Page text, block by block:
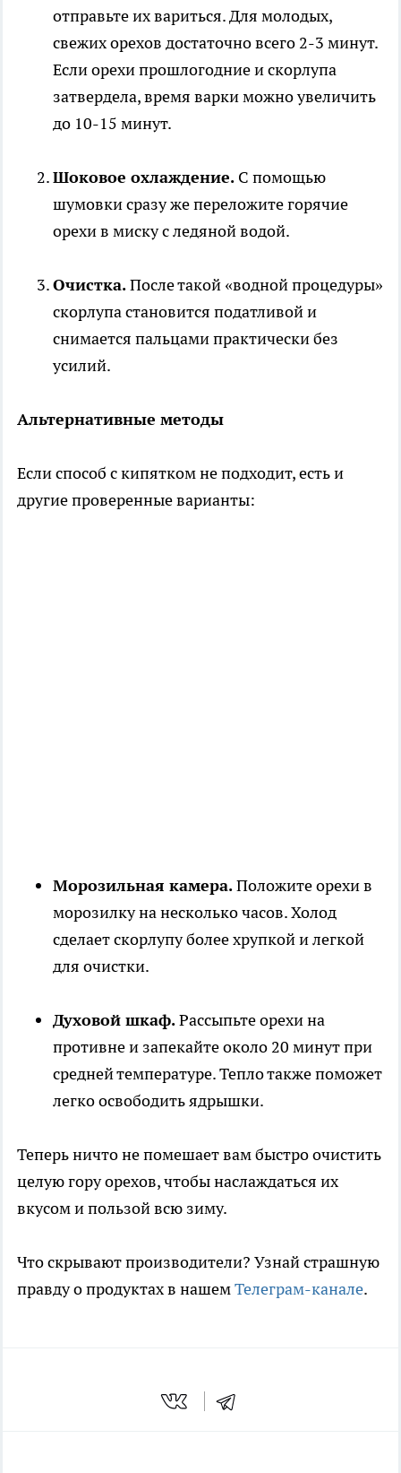
отправьте их вариться. Для молодых,
свежих орехов достаточно всего 2-3 минут.
Если орехи прошлогодние и скорлупа
затвердела, время варки можно увеличить
до 10-15 минут.
Шоковое охлаждение. С помощью
шумовки сразу же переложите горячие
орехи в миску с ледяной водой.
Очистка.После такой «водной процедуры»
скорлупа становится податливой и
снимается пальцами практически без
усилий.
Альтернативные методы
Если способ с кипятком не подходит, есть и
другие проверенные варианты:
Морозильная камера.Положите орехи в
морозилку на несколько часов. Холод
сделает скорлупу более хрупкой и легкой
для очистки.
Духовой шкаф.Рассыпьте орехи на
противне и запекайте около 20 минут при
средней температуре. Тепло также поможет
легко освободить ядрышки.
Теперь ничто не помешает вам быстро очистить
целую гору орехов, чтобы наслаждаться их
вкусом и пользой всю зиму.
Что скрывают производители? Узнай страшную
правду о продуктах в нашемТелеграм-канале.